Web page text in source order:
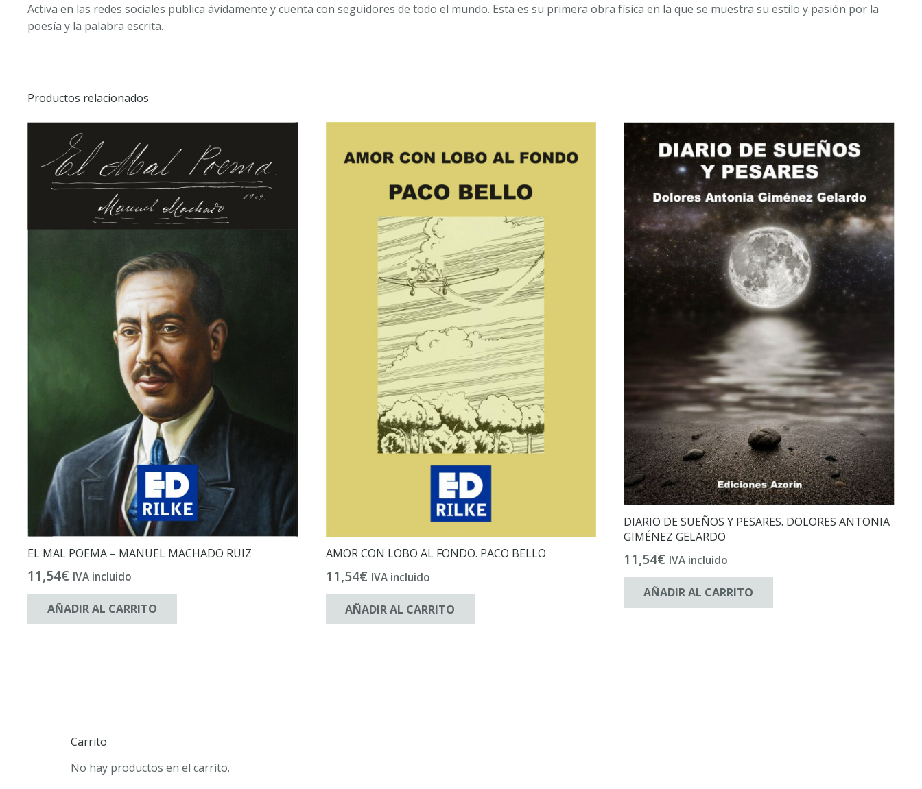
Activa en las redes sociales publica ávidamente y cuenta con seguidores de todo el mundo. Esta es su primera obra física en la que se muestra su estilo y pasión por la
poesía y la palabra escrita.
Productos relacionados
EL MAL POEMA – MANUEL MACHADO RUIZ
11,54€ IVA incluido
AÑADIR AL CARRITO
AMOR CON LOBO AL FONDO. PACO BELLO
11,54€ IVA incluido
AÑADIR AL CARRITO
DIARIO DE SUEÑOS Y PESARES. DOLORES ANTONIA
GIMÉNEZ GELARDO
11,54€ IVA incluido
AÑADIR AL CARRITO
Carrito
No hay productos en el carrito.